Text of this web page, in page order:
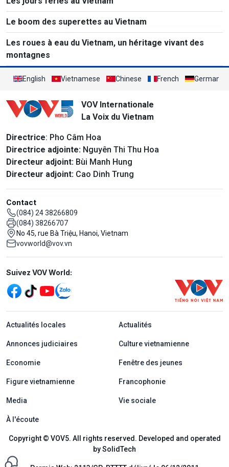
Le boom des superettes au Vietnam
Les roues à eau du Vietnam, un héritage vivant des
montagnes
English Vietnamese Chinese French German
VOV Internationale
La Voix du Vietnam
Directrice: Pho Câm Hoa
Directrice adjointe: Nguyên Thi Thu Hoa
Directeur adjoint: Bùi Manh Hung
Directeur adjoint: Cao Dinh Trung
Contact
(084) 24 38266809
(084) 38266707
No 45, rue Bà Triệu, Hanoi, Vietnam
vovworld@vov.vn
Mạng xã hội
Suivez VOV World:
menu footer tiếng Pháp
Actualités locales Actualités
Annonces judiciaires Culture vietnamienne
Economie Fenêtre des jeunes
Figure vietnamienne Francophonie
Media Vie sociale
À l'écoute
Copyright © VOV5. All rights reserved. Developed and operated
by SolidTech